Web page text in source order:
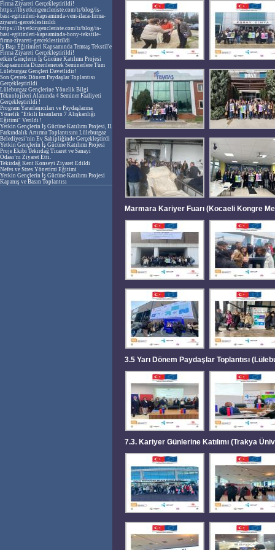
edindiği deneyimleri bizimle paylaştı.
Röportajını okumak için sosyal medya
hesaplarımızı ziyaret edebilirsiniz.
Kubilay Yeniada'nın Başarı Öyküsü
Yetkin Gençlerin İş Gücüne Katılımı
Projesi'nin katılımcılarından biri olan
Kubilay, proje sürecinde edindiği
deneyimleri ve işe yerleşme hikayesini
bizimle yaptığı röportajda anlattı.
Kubilay'ın video röportajını izlemek için
instagram profilimizi ziyaret edebilirsiniz.
Firma Ziyareti Gerçekleştirildi!
https://lbyetkingencleriste.com/tr/blog/is-
basi-egitimleri-kapsaminda-vem-ilaca-firma-
ziyareti-gerceklestirildi
https://lbyetkingencleriste.com/tr/blog/is-
basi-egitimleri-kapsaminda-bony-tekstile-
firma-ziyareti-gerceklestirildi
İş Başı Eğitimleri Kapsamında Temtaş Tekstil'e
Firma Ziyareti Gerçekleştirildi!
etkin Gençlerin İş Gücüne Katılımı Projesi
Kapsamında Düzenlenecek Seminerlere Tüm
Lüleburgaz Gençleri Davetlidir!
Son Çeyrek Dönem Paydaşlar Toplantısı
Gerçekleştirildi
Lüleburgaz Gençlerine Yönelik Bilgi
Teknolojileri Alanında 4 Seminer Faaliyeti
Gerçekleştirildi !
Program Yararlanıcıları ve Paydaşlarına
Yönelik "Etkili İnsanların 7 Alışkanlığı
Eğitimi" Verildi !
Yetkin Gençlerin İş Gücüne Katılımı Projesi, II.
Farkındalık Artırma Toplantısını Lüleburgaz
Belediyesi’nin Ev Sahipliğinde Gerçekleştirdi
Yetkin Gençlerin İş Gücüne Katılımı Projesi
Proje Ekibi Tekirdağ Ticaret ve Sanayi
Odası’nı Ziyaret Etti.
Tekirdağ Kent Konseyi Ziyaret Edildi
Nefes ve Stres Yönetimi Eğitimi
Yetkin Gençlerin İş Gücüne Katılımı Projesi
Kapanış ve Basın Toplantısı
Marmara Kariyer Fuarı (Kocaeli Kongre
3.5 Yarı Dönem Paydaşlar Toplantısı
7.3. Kariyer Günlerine Katılımı (Trakya